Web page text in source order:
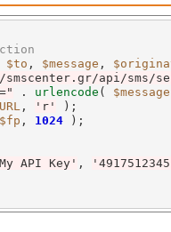
$to , $message ,
api/sms/
. urlencode ( $message
, 'r'
);
$fp , 1024 );
API Key' ,